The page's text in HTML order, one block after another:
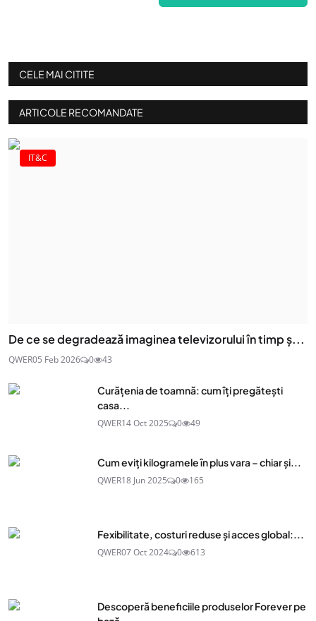
CELE MAI CITITE
ARTICOLE RECOMANDATE
IT&C
De ce se degradează imaginea televizorului în timp ș...
QWER05 Feb 2026 0 43
Curățenia de toamnă: cum îți pregătești
casa...
QWER14 Oct 2025 0 49
Cum eviți kilogramele în plus vara – chiar și...
QWER18 Jun 2025 0 165
Fexibilitate, costuri reduse și acces global:...
QWER07 Oct 2024 0 613
Descoperă beneficiile produselor Forever pe